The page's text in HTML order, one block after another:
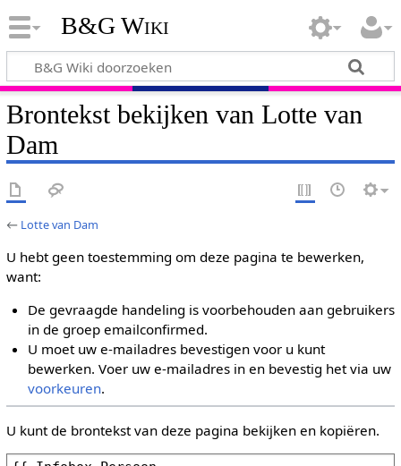
B&G Wiki
Brontekst bekijken van Lotte van
Dam
← Lotte van Dam
U hebt geen toestemming om deze pagina te bewerken,
want:
De gevraagde handeling is voorbehouden aan gebruikers
in de groep emailconfirmed.
U moet uw e-mailadres bevestigen voor u kunt
bewerken. Voer uw e-mailadres in en bevestig het via uw
voorkeuren.
U kunt de brontekst van deze pagina bekijken en kopiëren.